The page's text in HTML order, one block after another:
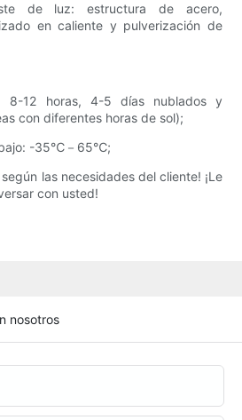
de luz: estructura de acero,
en caliente y pulverización de
8-12 horas, 4-5 días nublados y
con diferentes horas de sol);
-35℃－65℃;
las necesidades del cliente! ¡Le
con usted!
nosotros